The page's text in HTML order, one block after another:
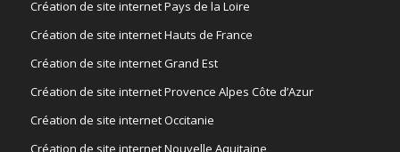
Création de site internet Pays de la Loire
Création de site internet Hauts de France
Création de site internet Grand Est
Création de site internet Provence Alpes Côte d’Azur
Création de site internet Occitanie
Création de site internet Nouvelle Aquitaine